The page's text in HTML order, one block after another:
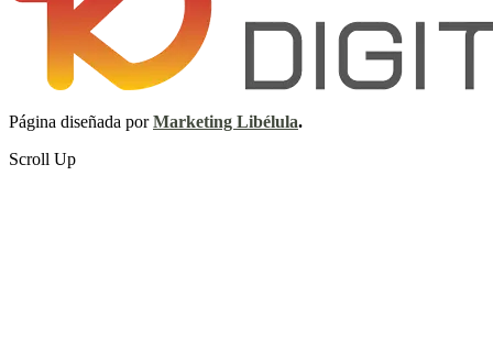
Página diseñada porMarketing Libélula.
Scroll Up